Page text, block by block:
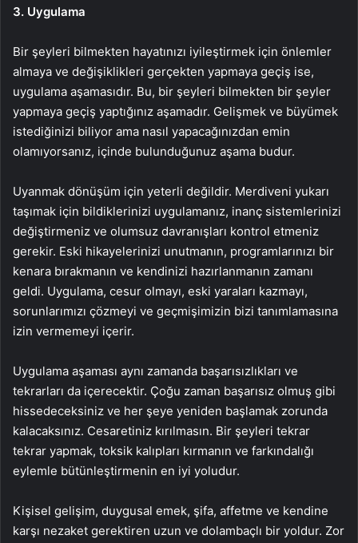
3. Uygulama
Bir şeyleri bilmekten hayatınızı iyileştirmek için önlemler
almaya ve değişiklikleri gerçekten yapmaya geçiş ise,
uygulama aşamasıdır. Bu, bir şeyleri bilmekten bir şeyler
yapmaya geçiş yaptığınız aşamadır. Gelişmek ve büyümek
istediğinizi biliyor ama nasıl yapacağınızdan emin
olamıyorsanız, içinde bulunduğunuz aşama budur.
Uyanmak dönüşüm için yeterli değildir. Merdiveni yukarı
taşımak için bildiklerinizi uygulamanız, inanç sistemlerinizi
değiştirmeniz ve olumsuz davranışları kontrol etmeniz
gerekir. Eski hikayelerinizi unutmanın, programlarınızı bir
kenara bırakmanın ve kendinizi hazırlanmanın zamanı
geldi. Uygulama, cesur olmayı, eski yaraları kazmayı,
sorunlarımızı çözmeyi ve geçmişimizin bizi tanımlamasına
izin vermemeyi içerir.
Uygulama aşaması aynı zamanda başarısızlıkları ve
tekrarları da içerecektir. Çoğu zaman başarısız olmuş gibi
hissedeceksiniz ve her şeye yeniden başlamak zorunda
kalacaksınız. Cesaretiniz kırılmasın. Bir şeyleri tekrar
tekrar yapmak, toksik kalıpları kırmanın ve farkındalığı
eylemle bütünleştirmenin en iyi yoludur.
Kişisel gelişim, duygusal emek, şifa, affetme ve kendine
karşı nezaket gerektiren uzun ve dolambaçlı bir yoldur. Zor